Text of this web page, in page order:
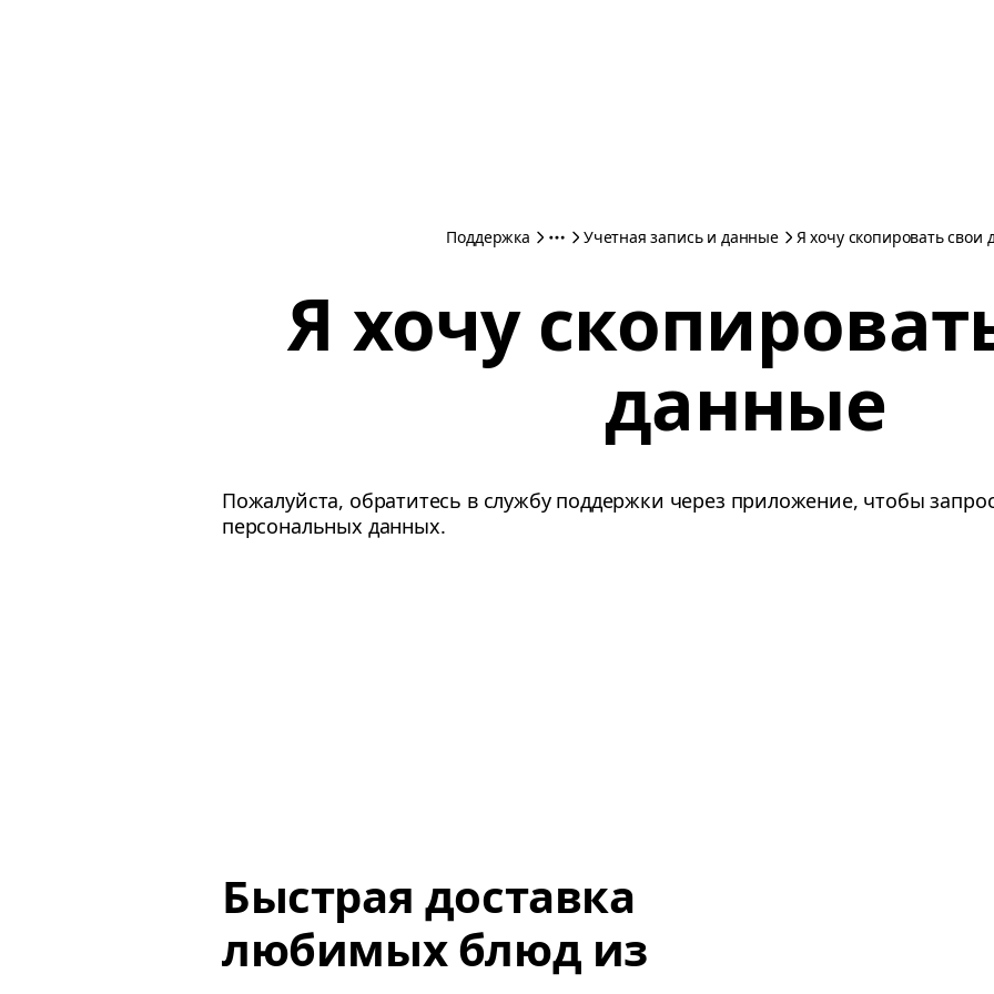
Поддержка Учетная запись и данные Я хочу скопировать свои
Я хочу
данные
Пожалуйста, обратитесь в службу поддержки через приложение, чтобы
персональных данных.
Быстрая доставка
любимых блюд из